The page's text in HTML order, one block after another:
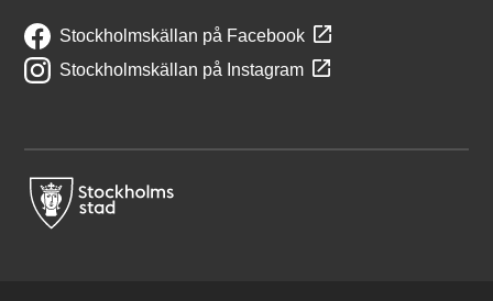
Stockholmskällan på Facebook
Stockholmskällan på Instagram